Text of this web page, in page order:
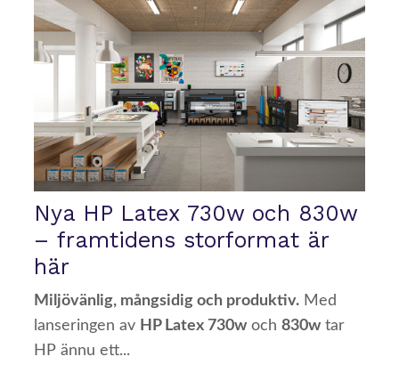
Nya HP Latex 730w och 830w
– framtidens storformat är
här
Miljövänlig, mångsidig och produktiv. Med
lanseringen av HP Latex 730w och 830w tar
HP ännu ett...